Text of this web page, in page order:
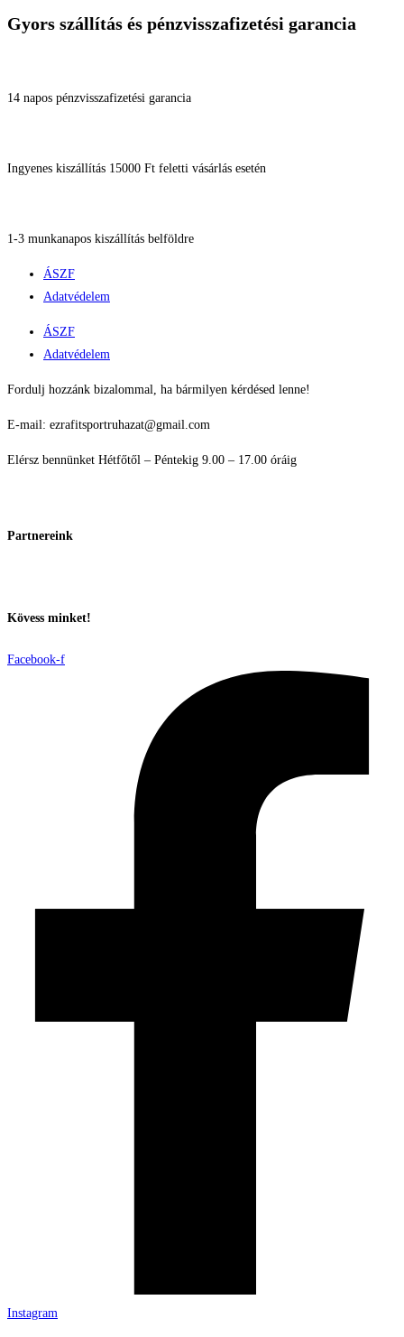
Gyors szállítás és pénzvisszafizetési garancia
14 napos pénzvisszafizetési garancia
Ingyenes kiszállítás 15000 Ft feletti vásárlás esetén
1-3 munkanapos kiszállítás belföldre
ÁSZF
Adatvédelem
ÁSZF
Adatvédelem
Fordulj hozzánk bizalommal, ha bármilyen kérdésed lenne!
E-mail: ezrafitsportruhazat@gmail.com
Elérsz bennünket Hétfőtől – Péntekig 9.00 – 17.00 óráig
Partnereink
Kövess minket!
Facebook-f
Instagram